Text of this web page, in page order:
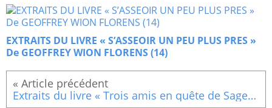
EXTRAITS DU LIVRE « S’ASSEOIR UN PEU PLUS PRES »
De GEOFFREY WION FLORENS (14)
Extraits du livre « Trois amis en quête de Sagesse » (11)